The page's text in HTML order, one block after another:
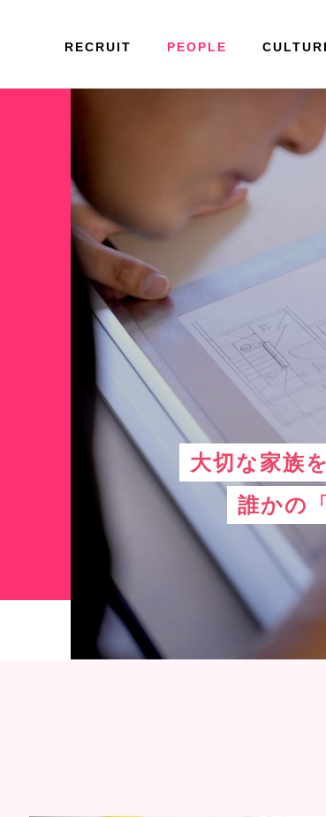
RECRUIT PEOPLE
大切な家族
誰かの